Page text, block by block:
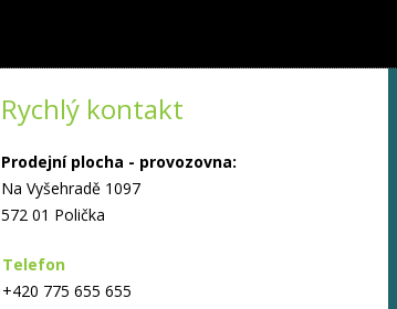
Rychlý kontakt
Prodejní plocha - provozovna:
Na Vyšehradě 1097
572 01 Polička
Telefon
+420 775 655 655